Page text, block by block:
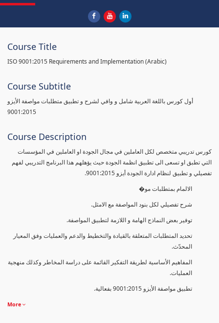
Course Title
ISO 9001:2015 Requirements and Implementation (Arabic)
Course Subtitle
أول كورس باللغة العربية شامل و وافي لشرح و تطبيق متطلبات مواصفة الأيزو
9001:2015
Course Description
كورس تدريبي متخصص لكل العاملين في مجال الجودة او العاملين في المؤسسات
التي تطبق او تسعى الى تطبيق انظمة الجودة حيث يؤهلهم هذا البرنامج التدريبي لفهم
تفصيلي و تطبيق لنظام ادارة الجودة أيزو 9001:2015.
الالمام بمتطلبات مو�
شرح تفصيلي لكل بنود المواصفة مع الامثل.
توفير بعض النماذج الهامة و اللازمة لتطبيق المواصفة.
تحديد المتطلبات المتعلقة بالقيادة والتخطيط والدعم والعمليات وفق المعيار
المحدّث.
المفاهيم الأساسية لطريقة التفكير القائمة على دراسة المخاطر وكذلك منهجية
العمليات.
تطبيق مواصفة الأيزو 9001:2015 بفعالية.
More